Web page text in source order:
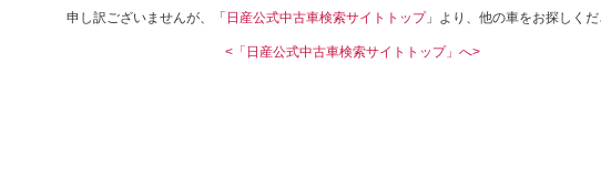
申し訳ございませんが、「 日産公式中古車検索サイトトップ」より、他の車をお探しくだ
<「日産公式中古車検索サイトトップ」へ>